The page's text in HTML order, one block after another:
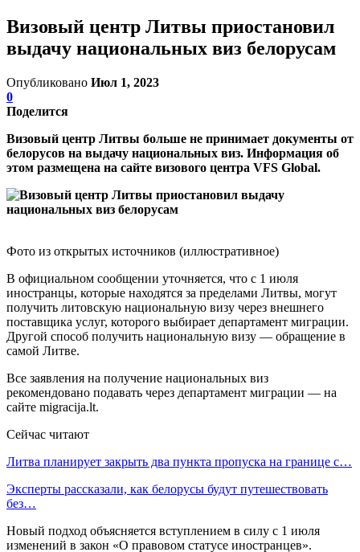
Визовый центр Литвы приостановил
выдачу национальных виз белорусам
Опубликовано Июл 1, 2023
0
Поделится
Визовый центр Литвы больше не принимает документы от
белорусов на выдачу национальных виз. Информация об
этом размещена на сайте визового центра VFS Global.
Фото из открытых источников (иллюстративное)
В официальном сообщении уточняется, что с 1 июля
иностранцы, которые находятся за пределами Литвы, могут
получить литовскую национальную визу через внешнего
поставщика услуг, которого выбирает департамент миграции.
Другой способ получить национальную визу — обращение в
самой Литве.
Все заявления на получение национальных виз
рекомендовано подавать через департамент миграции — на
сайте migracija.lt.
Сейчас читают
Литва планирует закрыть два пункта пропуска на границе с…
Эксперты рассказали, как белорусы будут путешествовать
без…
Новый подход объясняется вступлением в силу с 1 июля
изменений в закон «О правовом статусе иностранцев».